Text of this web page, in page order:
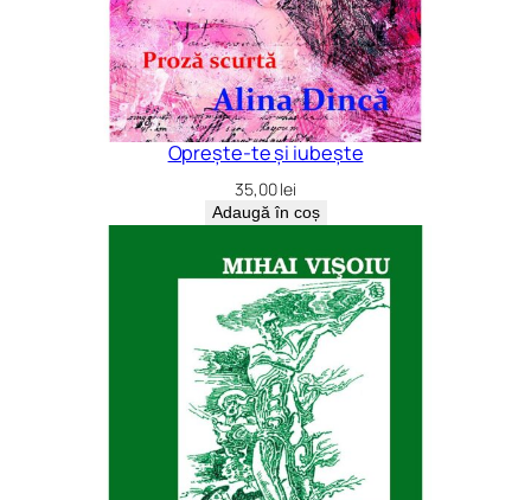
Oprește-te și iubește
35,00lei
Adaugă în coș